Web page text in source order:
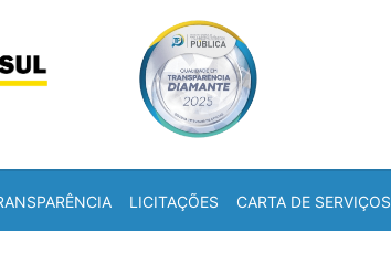
LICITAÇÕES CARTA DE SERVIÇOS